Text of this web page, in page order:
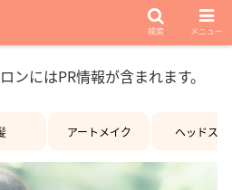
にはPR情報が含まれます。
アートメイク ヘッドスパ
検索 メニュー